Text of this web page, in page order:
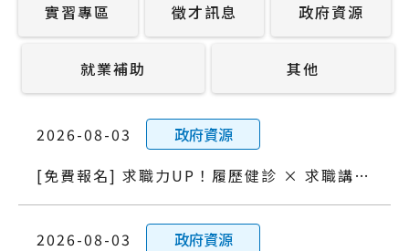
實習專區 徵才訊息 政府資源
就業補助 其他
2026-08-03
政府資源
[免費報名] 求職力UP！履歷健診 × 求職講座 × 職涯探索
2026-08-03
政府資源